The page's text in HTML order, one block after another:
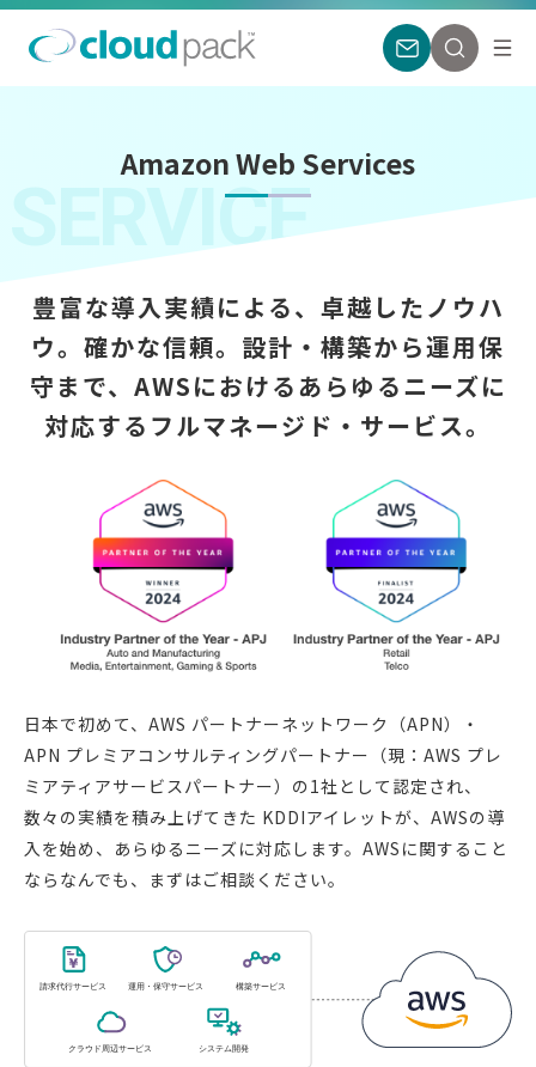
Amazon Web Services
SERVICE
豊富な導入実績による、卓越したノウハ
ウ。 確かな信頼。設計・構築から運用保
守まで、 AWSにおけるあらゆるニーズに
対応するフルマネージド・サービス。
日本で初めて、AWS パートナーネットワーク（APN）・
APN プレミアコンサルティングパートナー（現：AWS プレ
ミアティアサービスパートナー）の1社として認定され、
数々の実績を積み上げてきた KDDIアイレットが、AWSの導
入を始め、あらゆるニーズに対応します。AWSに関すること
ならなんでも、まずはご相談ください。